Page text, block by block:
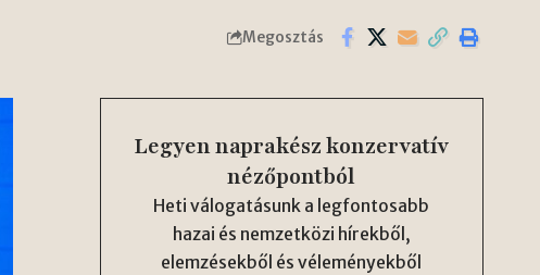
Megosztás
Legyen naprakész konzervatív
nézőpontból
Heti válogatásunk a legfontosabb
hazai és nemzetközi hírekből,
elemzésekből és véleményekből